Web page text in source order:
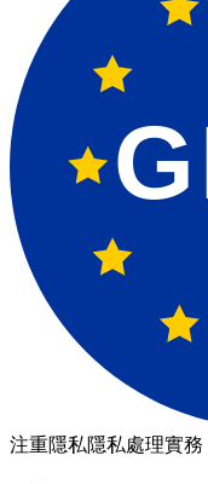
注重隱私隱私處理實務